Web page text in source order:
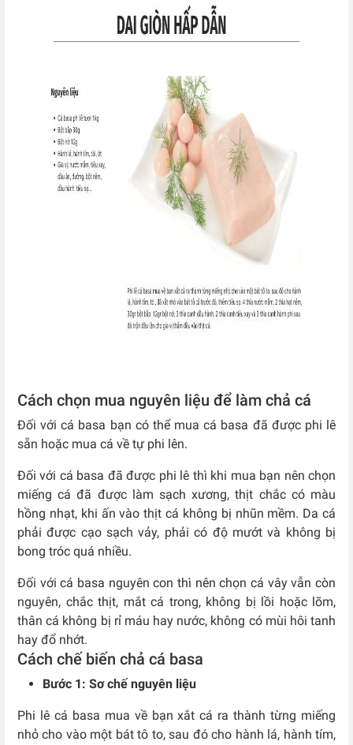
Cách chọn mua nguyên liệu để làm chả cá
Đối với cá basa bạn có thể mua cá basa đã được phi lê
sẵn hoặc mua cá về tự phi lên.
Đối với cá basa đã được phi lê thì khi mua bạn nên chọn
miếng cá đã được làm sạch xương, thịt chắc có màu
hồng nhạt, khi ấn vào thịt cá không bị nhũn mềm. Da cá
phải được cạo sạch vảy, phải có độ mướt và không bị
bong tróc quá nhiều.
Đối với cá basa nguyên con thì nên chọn cá vây vẫn còn
nguyên, chắc thịt, mắt cá trong, không bị lồi hoặc lõm,
thân cá không bị rỉ máu hay nước, không có mùi hôi tanh
hay đổ nhớt.
Cách chế biến chả cá basa
Bước 1: Sơ chế nguyên liệu
Phi lê cá basa mua về bạn xắt cá ra thành từng miếng
nhỏ cho vào một bát tô to, sau đó cho hành lá, hành tím,